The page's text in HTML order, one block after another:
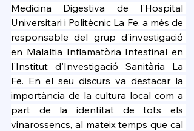
Medicina Digestiva de l'Hospital
Universitari i Politècnic La Fe, a més de
responsable del grup d'investigació
en Malaltia Inflamatòria Intestinal en
l'Institut d'Investigació Sanitària La
Fe. En el seu discurs va destacar la
importància de la cultura local com a
part de la identitat de tots els
vinarossencs, al mateix temps que cal